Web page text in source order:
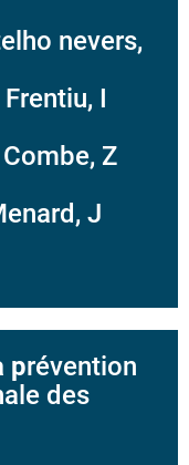
nevers,
I
Z
J
prévention
des